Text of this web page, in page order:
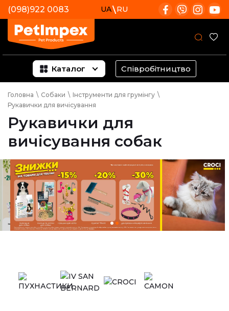
(098)922 0083 UA RU
Каталог Співробітництво
Головна \ Собаки \ Інструменти для грумінгу \
Рукавички для вичісування
Рукавички для
вичісування собак